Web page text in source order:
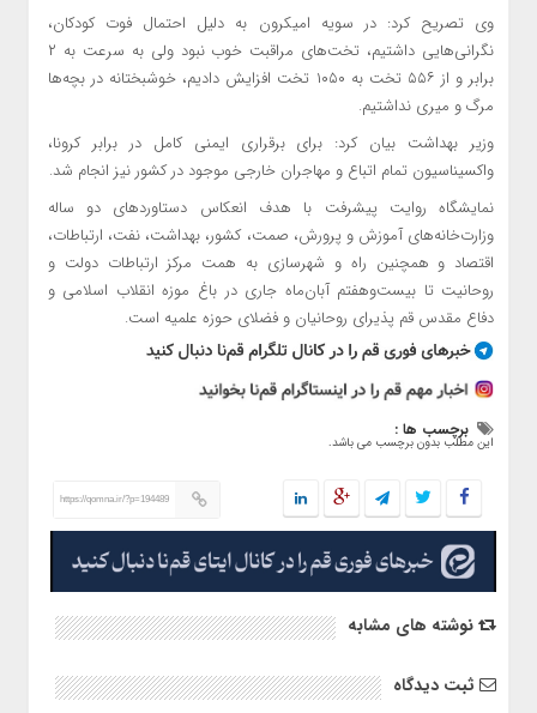
وی تصریح کرد: در سویه امیکرون به دلیل احتمال فوت کودکان،
نگرانی‌هایی داشتیم، تخت‌های مراقبت خوب نبود ولی به سرعت به ۲
برابر و از ۵۵۶ تخت به ۱۰۵۰ تخت افزایش دادیم، خوشبختانه در بچه‌ها
مرگ و میری نداشتیم.
وزیر بهداشت بیان کرد: برای برقراری ایمنی کامل در برابر کرونا،
واکسیناسیون تمام اتباع و مهاجران خارجی موجود در کشور نیز انجام شد.
نمایشگاه روایت پیشرفت با هدف انعکاس دستاوردهای دو ساله
وزارت‌خانه‌های آموزش و پرورش، صمت، کشور، بهداشت، نفت، ارتباطات،
اقتصاد و همچنین راه و شهرسازی به همت مرکز ارتباطات دولت و
روحانیت تا بیست‌وهفتم آبان‌ماه جاری در باغ موزه انقلاب اسلامی و
دفاع مقدس قم پذیرای روحانیان و فضلای حوزه علمیه است.
برچسب ها :
این مطلب بدون برچسب می باشد.
https://qomna.ir/?p=194489
نوشته های مشابه
ثبت دیدگاه